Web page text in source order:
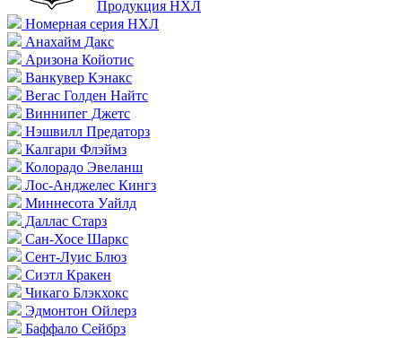
Продукция НХЛ
Номерная серия НХЛ
Анахайм Дакс
Аризона Койотис
Ванкувер Кэнакс
Вегас Голден Найтс
Виннипег Джетс
Нэшвилл Предаторз
Калгари Флэймз
Колорадо Эвеланш
Лос-Анджелес Кингз
Миннесота Уайлд
Даллас Старз
Сан-Хосе Шаркс
Сент-Луис Блюз
Сиэтл Кракен
Чикаго Блэкхокс
Эдмонтон Ойлерз
Баффало Сейбрз